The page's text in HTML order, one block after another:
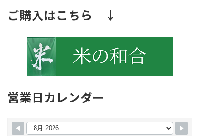
ご購入はこちら ↓
営業日カレンダー